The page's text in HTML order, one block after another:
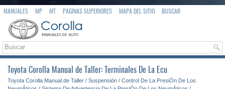
MANUALES MP MT PAGINAS SUPERIORES MAPA DEL SITIO BUSCAR
Toyota Corolla Manual de Taller: Terminales De La Ecu
Toyota Corolla Manual de Taller / Suspensión / Control De La PresiÓn De Los